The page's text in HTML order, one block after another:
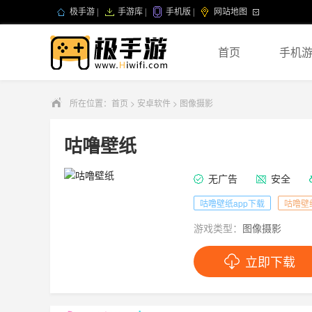
极手游 手游库 手机版 网站地图
首页 手机
所在位置： 首页 > 安卓软件 > 图像摄影
咕噜壁纸
无广告 安全
咕噜壁纸app下载 咕噜壁
游戏类型： 图像摄影
立即下载